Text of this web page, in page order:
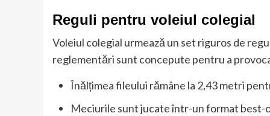
Reguli pentru voleiul colegial
Voleiul colegial urmează un set riguros de
reglementări sunt concepute pentru a
Înălțimea fileului rămâne la 2,43 metri
Meciurile sunt jucate într-un format best-